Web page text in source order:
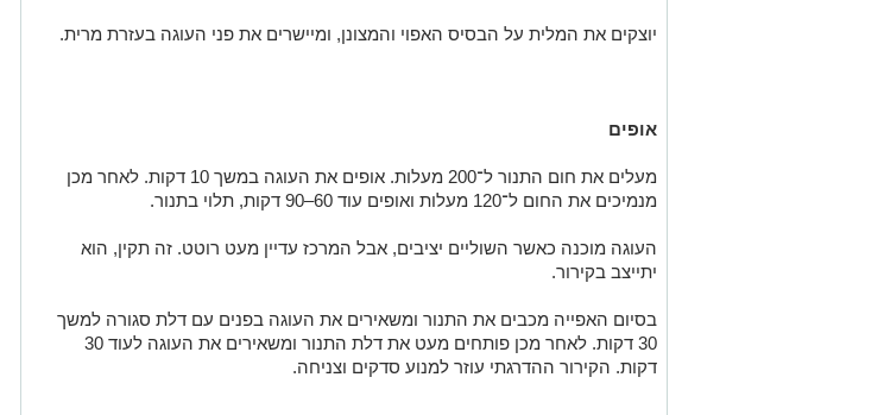
יוצקים את המלית על הבסיס האפוי והמצונן, ומיישרים את פני העוגה בעזרת מרית.
אופים
מעלים את חום התנור ל־200 מעלות. אופים את העוגה במשך 10 דקות. לאחר מכן
מנמיכים את החום ל־120 מעלות ואופים עוד 60–90 דקות, תלוי בתנור.
העוגה מוכנה כאשר השוליים יציבים, אבל המרכז עדיין מעט רוטט. זה תקין, הוא
יתייצב בקירור.
בסיום האפייה מכבים את התנור ומשאירים את העוגה בפנים עם דלת סגורה למשך
30 דקות. לאחר מכן פותחים מעט את דלת התנור ומשאירים את העוגה לעוד 30
דקות. הקירור ההדרגתי עוזר למנוע סדקים וצניחה.